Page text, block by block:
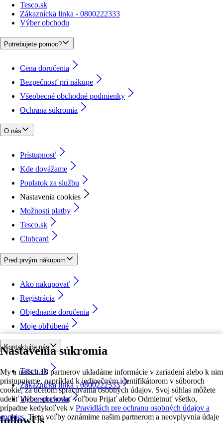
Nastavenia súkromia
My a našich 18 partnerov ukladáme informácie v zariadení alebo k nim
pristupujeme, napríklad k jedinečným identifikátorom v súboroch
cookie, za účelom spracúvania osobných údajov. Svoj súhlas môžete
udeliť alebo spravovať voľbou Prijať alebo Odmietnuť všetko,
prípadne kedykoľvek v Pravidlách pre ochranu osobných údajov a
cookies. Tieto voľby oznámime našim partnerom a neovplyvnia údaje
Tesco.sk
Zákaznícka linka - 0800222333
Výber obchodu
Potrebujete pomoc?
Cena doručenia
Bezpečnosť pri nákupe
Všeobecné obchodné podmienky
Ochrana súkromia
O nás
Prístupnosť
Kde dovážame
Poplatok za službu
Nastavenia cookies
Možnosti platby
Tesco.sk
Clubcard
Pred prvým nákupom
Ako nakupovať
Registrácia
Objednanie doručenia
Moje obľúbené
Kontaktujte nás
Tesco.sk
Zákaznícka linka - 0800222333
Výber obchodu
followUs